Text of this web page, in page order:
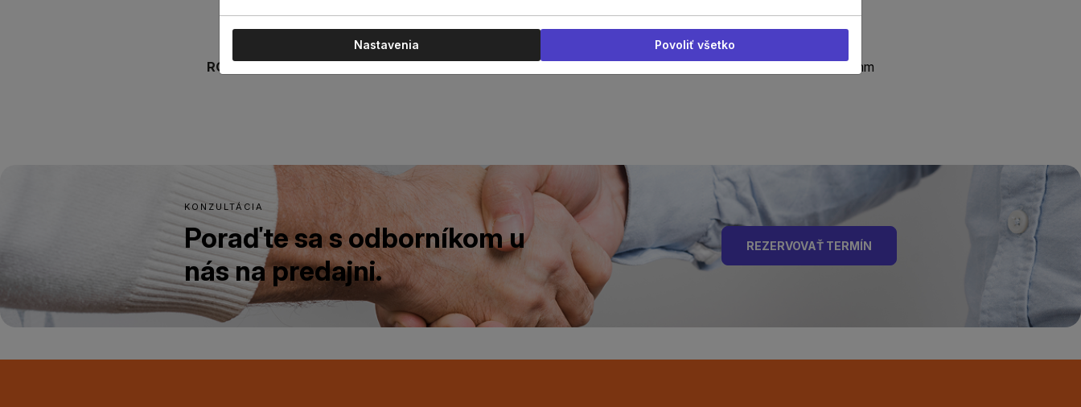
ROZMER LIŠTY 10 x 61 x 2000 mm
KONZULTÁCIA
Poraďte sa s odborníkom u
nás na predajni.
REZERVOVAŤ TERMÍN
Nastavenia Povoliť všetko